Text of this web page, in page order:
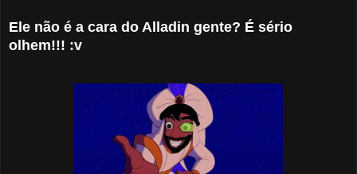
Ele não é a cara do Alladin gente? É sério
olhem!!! :v